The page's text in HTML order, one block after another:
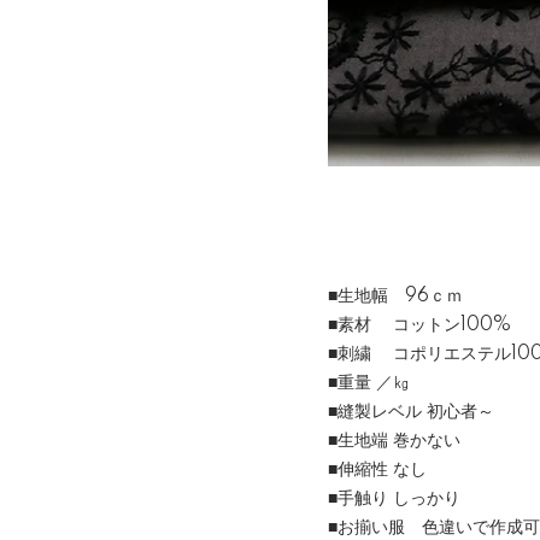
■生地幅 96ｃｍ
■素材 コットン100%
■刺繍 コポリエステル
■重量 ／㎏
■縫製レベル 初心者～
■生地端 巻かない
■伸縮性 なし
■手触り しっかり
■お揃い服 色違いで作成可